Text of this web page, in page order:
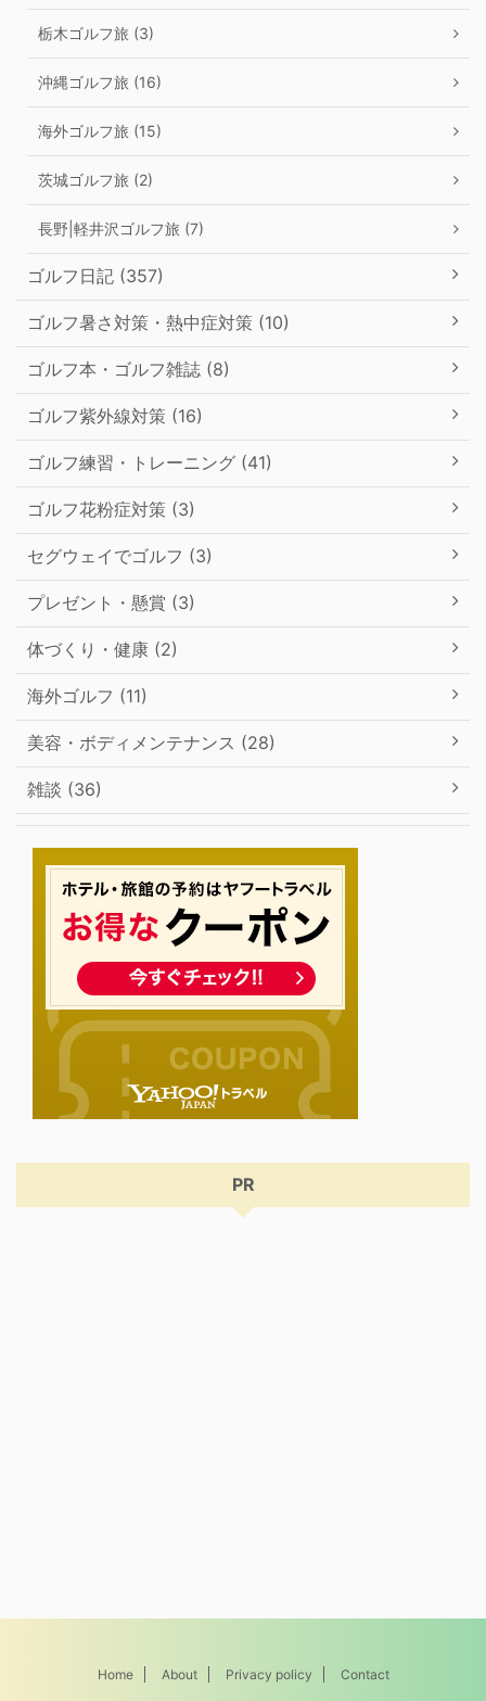
栃木ゴルフ旅 (3)
沖縄ゴルフ旅 (16)
海外ゴルフ旅 (15)
茨城ゴルフ旅 (2)
長野|軽井沢ゴルフ旅 (7)
ゴルフ日記 (357)
ゴルフ暑さ対策・熱中症対策 (10)
ゴルフ本・ゴルフ雑誌 (8)
ゴルフ紫外線対策 (16)
ゴルフ練習・トレーニング (41)
ゴルフ花粉症対策 (3)
セグウェイでゴルフ (3)
プレゼント・懸賞 (3)
体づくり・健康 (2)
海外ゴルフ (11)
美容・ボディメンテナンス (28)
雑談 (36)
PR
Home About Privacy policy Contact